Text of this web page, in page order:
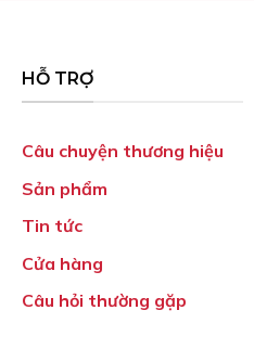
HỖ TRỢ
Câu chuyện thương hiệu
Sản phẩm
Tin tức
Cửa hàng
Câu hỏi thường gặp